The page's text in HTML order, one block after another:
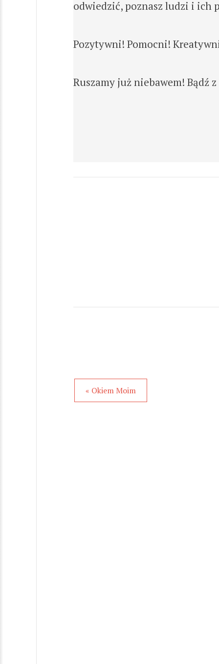
odwiedzić, poznasz ludzi i ich
Pozytywni! Pomocni!
Ruszamy już niebawem! Bądź
« Okiem Moim